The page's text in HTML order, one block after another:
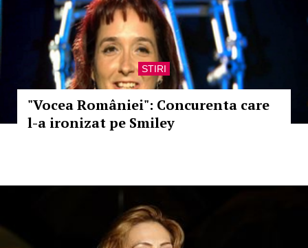
STIRI
"Vocea României": Concurenta care
l-a ironizat pe Smiley